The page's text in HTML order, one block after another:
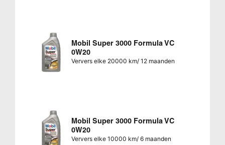
Mobil Super 3000 Formula VC
0W20
Ververs elke 20000 km/ 12 maanden
Mobil Super 3000 Formula VC
0W20
Ververs elke 10000 km/ 6 maanden